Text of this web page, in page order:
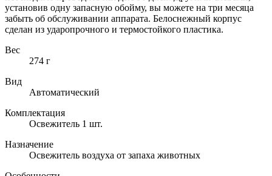
установив одну запасную обойму, вы можете на три месяца
забыть об обслуживании аппарата. Белоснежный корпус
сделан из ударопрочного и термостойкого пластика.
Вес
274 г
Вид
Автоматический
Комплектация
Освежитель 1 шт.
Назначение
Освежитель воздуха от запаха животных